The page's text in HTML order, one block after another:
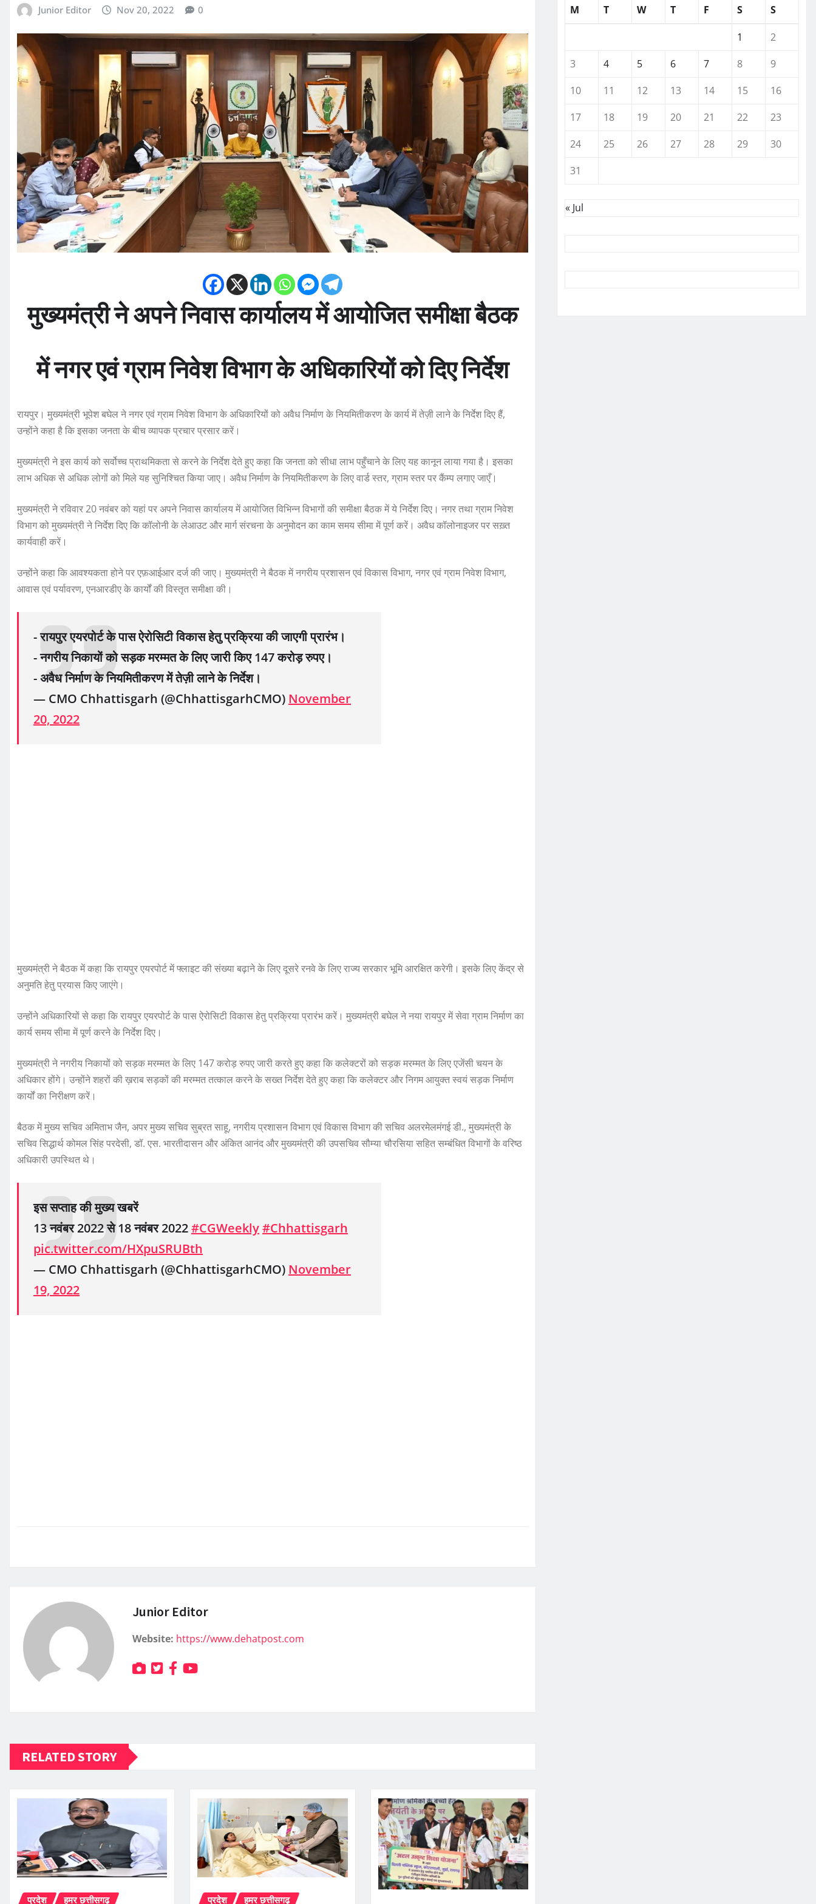
Junior Editor Nov 20, 2022 0
मुख्यमंत्री ने अपने निवास कार्यालय में आयोजित समीक्षा बैठक
में नगर एवं ग्राम निवेश विभाग के अधिकारियों को दिए निर्देश
रायपुर। मुख्यमंत्री भूपेश बघेल ने नगर एवं ग्राम निवेश विभाग के अधिकारियों को अवैध निर्माण के नियमितीकरण के कार्य में तेज़ी लाने के निर्देश दिए हैं,
उन्होंने कहा है कि इसका जनता के बीच व्यापक प्रचार प्रसार करें।
मुख्यमंत्री ने इस कार्य को सर्वोच्च प्राथमिकता से करने के निर्देश देते हुए कहा कि जनता को सीधा लाभ पहुँचाने के लिए यह कानून लाया गया है। इसका
लाभ अधिक से अधिक लोगों को मिले यह सुनिश्चित किया जाए। अवैध निर्माण के नियमितीकरण के लिए वार्ड स्तर, ग्राम स्तर पर कैंम्प लगाए जाएँ।
मुख्यमंत्री ने रविवार 20 नवंबर को यहां पर अपने निवास कार्यालय में आयोजित विभिन्न विभागों की समीक्षा बैठक में ये निर्देश दिए। नगर तथा ग्राम निवेश
विभाग को मुख्यमंत्री ने निर्देश दिए कि कॉलोनी के लेआउट और मार्ग संरचना के अनुमोदन का काम समय सीमा में पूर्ण करें। अवैध कॉलोनाइजर पर सख़्त
कार्यवाही करें।
उन्होंने कहा कि आवश्यकता होने पर एफ़आईआर दर्ज की जाए। मुख्यमंत्री ने बैठक में नगरीय प्रशासन एवं विकास विभाग, नगर एवं ग्राम निवेश विभाग,
आवास एवं पर्यावरण, एनआरडीए के कार्यों की विस्तृत समीक्षा की।
- रायपुर एयरपोर्ट के पास ऐरोसिटी विकास हेतु प्रक्रिया की जाएगी प्रारंभ।
- नगरीय निकायों को सड़क मरम्मत के लिए जारी किए 147 करोड़ रुपए।
- अवैध निर्माण के नियमितीकरण में तेज़ी लाने के निर्देश।
— CMO Chhattisgarh (@ChhattisgarhCMO) November
20, 2022
मुख्यमंत्री ने बैठक में कहा कि रायपुर एयरपोर्ट में फ्लाइट की संख्या बढ़ाने के लिए दूसरे रनवे के लिए राज्य सरकार भूमि आरक्षित करेगी। इसके लिए केंद्र से
अनुमति हेतु प्रयास किए जाएंगे।
उन्होंने अधिकारियों से कहा कि रायपुर एयरपोर्ट के पास ऐरोसिटी विकास हेतु प्रक्रिया प्रारंभ करें। मुख्यमंत्री बघेल ने नया रायपुर में सेवा ग्राम निर्माण का
कार्य समय सीमा में पूर्ण करने के निर्देश दिए।
मुख्यमंत्री ने नगरीय निकायों को सड़क मरम्मत के लिए 147 करोड़ रुपए जारी करते हुए कहा कि कलेक्टरों को सड़क मरम्मत के लिए एजेंसी चयन के
अधिकार होंगे। उन्होंने शहरों की ख़राब सड़कों की मरम्मत तत्काल करने के सख्त निर्देश देते हुए कहा कि कलेक्टर और निगम आयुक्त स्वयं सड़क निर्माण
कार्यों का निरीक्षण करें।
बैठक में मुख्य सचिव अमिताभ जैन, अपर मुख्य सचिव सुब्रत साहू, नगरीय प्रशासन विभाग एवं विकास विभाग की सचिव अलरमेलमंगई डी., मुख्यमंत्री के
सचिव सिद्धार्थ कोमल सिंह परदेसी, डॉ. एस. भारतीदासन और अंकित आनंद और मुख्यमंत्री की उपसचिव सौम्या चौरसिया सहित सम्बंधित विभागों के वरिष्ठ
अधिकारी उपस्थित थे।
इस सप्ताह की मुख्य खबरें
13 नवंबर 2022 से 18 नवंबर 2022#CGWeekly#Chhattisgarh
pic.twitter.com/HXpuSRUBth
— CMO Chhattisgarh (@ChhattisgarhCMO) November
19, 2022
Junior Editor
Website: https://www.dehatpost.com
RELATED STORY
प्रदेश हमर छत्तीसगढ़ प्रदेश हमर छत्तीसगढ़
M
T W T F S S
1
2
3
4 5 6 7 8
9
10
11 12 13 14 15
16
17
18 19 20 21 22
23
24
25 26 27 28 29
30
31
« Jul